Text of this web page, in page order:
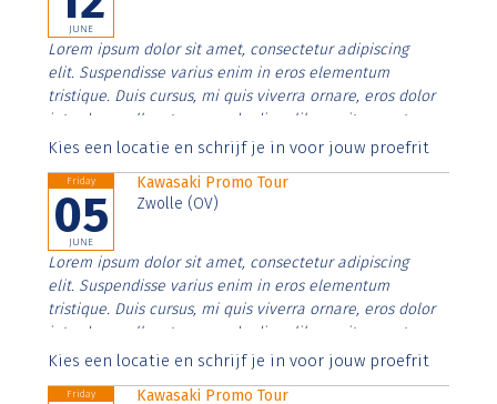
JUNE
Lorem ipsum dolor sit amet, consectetur adipiscing
elit. Suspendisse varius enim in eros elementum
tristique. Duis cursus, mi quis viverra ornare, eros dolor
interdum nulla, ut commodo diam libero vitae erat.
Aenean faucibus nibh et justo cursus id rutrum lorem
Kies een locatie en schrijf je in voor jouw proefrit
Friday
05
JUNE
Kawasaki Promo Tour
Zwolle (OV)
Lorem ipsum dolor sit amet, consectetur adipiscing
elit. Suspendisse varius enim in eros elementum
tristique. Duis cursus, mi quis viverra ornare, eros dolor
interdum nulla, ut commodo diam libero vitae erat.
Aenean faucibus nibh et justo cursus id rutrum lorem
Kies een locatie en schrijf je in voor jouw proefrit
Friday
Kawasaki Promo Tour